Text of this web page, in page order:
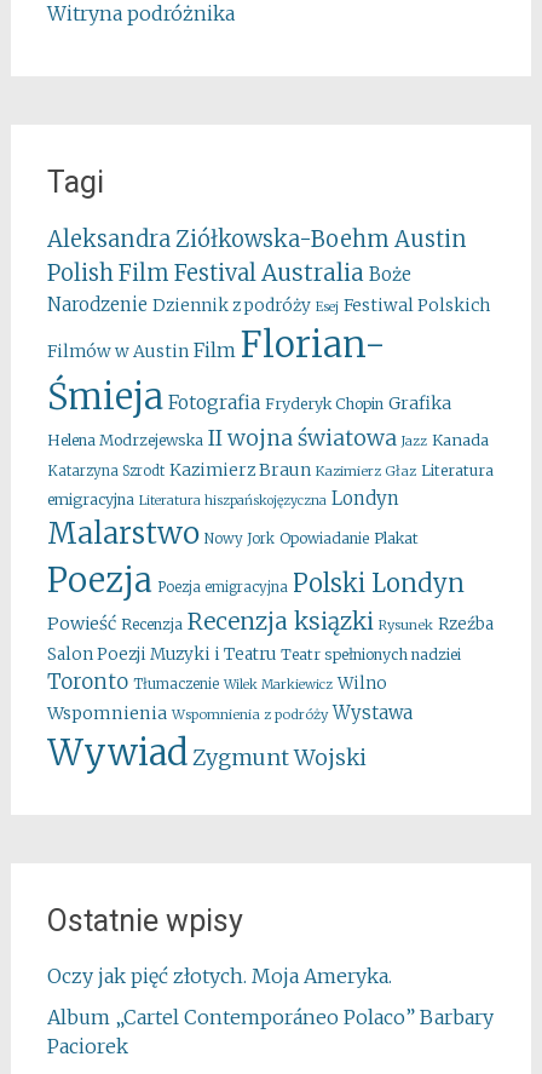
Witryna podróżnika
Tagi
Aleksandra Ziółkowska-Boehm Austin
Polish Film FestivalAustralia Boże
Narodzenie Dziennik z podróży Esej Festiwal Polskich
Filmów w Austin Film Florian-
Śmieja Fotografia Fryderyk Chopin Grafika
Helena Modrzejewska II wojna światowa Jazz Kanada
Katarzyna Szrodt Kazimierz Braun Kazimierz Głaz Literatura
emigracyjna Literatura hiszpańskojęzyczna Londyn
Malarstwo Nowy Jork Opowiadanie Plakat
Poezja Poezja emigracyjna Polski Londyn
Powieść Recenzja Recenzja ksiązki Rysunek Rzeźba
Salon Poezji Muzyki i Teatru Teatr spełnionych nadziei
Toronto Tłumaczenie Wilek Markiewicz Wilno
Wspomnienia Wspomnienia z podróży Wystawa
WywiadZygmunt Wojski
Ostatnie wpisy
Oczy jak pięć złotych. Moja Ameryka.
Album „Cartel Contemporáneo Polaco” Barbary
Paciorek